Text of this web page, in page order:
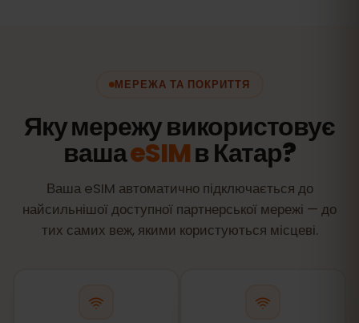
МЕРЕЖА ТА ПОКРИТТЯ
Яку мережу використовує
вашаeSIMв Катар?
Ваша eSIM автоматично підключається до
найсильнішої доступної партнерської мережі — до
тих самих веж, якими користуються місцеві.